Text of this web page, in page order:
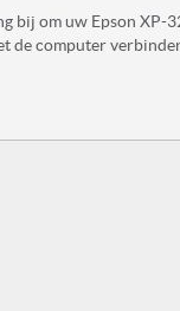
bij om uw Epson XP-
de computer